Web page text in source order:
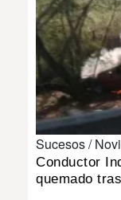
NACIONAL
POLÍTICA
SHOW
DEPORTES
MUNDO
Sucesos /
Conductor
quemado